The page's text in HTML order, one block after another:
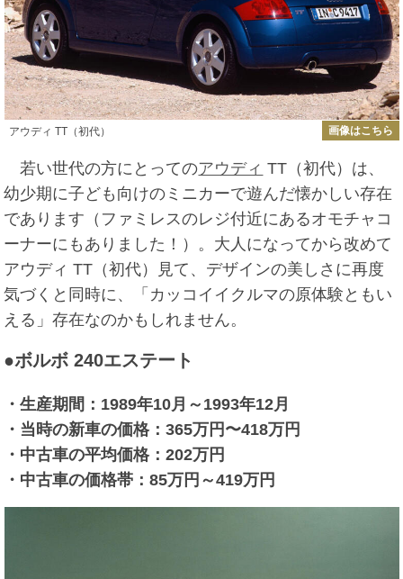
アウディ TT（初代） 画像はこちら
若い世代の方にとってのアウディ TT（初代）は、
幼少期に子ども向けのミニカーで遊んだ懐かしい存在
であります（ファミレスのレジ付近にあるオモチャコ
ーナーにもありました！）。大人になってから改めて
アウディ TT（初代）見て、デザインの美しさに再度
気づくと同時に、「カッコイイクルマの原体験ともい
える」存在なのかもしれません。
●ボルボ 240エステート
・生産期間：1989年10月～1993年12月
・当時の新車の価格：365万円〜418万円
・中古車の平均価格：202万円
・中古車の価格帯：85万円～419万円